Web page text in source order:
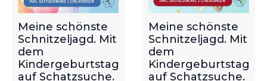
Meine schönste
Schnitzeljagd. Mit
dem
Kindergeburtstag
auf Schatzsuche.
Meine schönste
Schnitzeljagd. Mit
dem
Kindergeburtstag
auf Schatzsuche.